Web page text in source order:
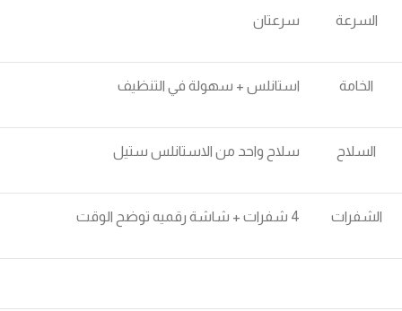
السرعة سرعتان
الخامة استانلس + سهولة في التنظيف
السلاح سلاح واحد من الاستانلس ستيل
الشفرات 4 شفرات + شاشة رقميه توضح الوقت